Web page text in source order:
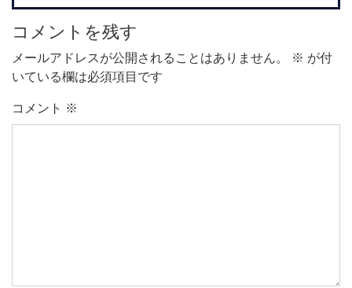
コメントを残す
メールアドレスが公開されることはありません。 ※ が付
いている欄は必須項目です
コメント ※